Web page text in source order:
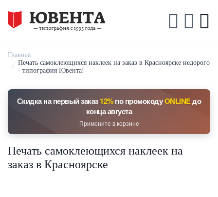
Главная
Печать самоклеющихся наклеек на заказ в Красноярске недорого
- типография Ювента!
Скидка на первый заказ12%по промокодуONLINEдо
конца августа
Примените в корзине
Печать самоклеющихся наклеек на
заказ в Красноярске